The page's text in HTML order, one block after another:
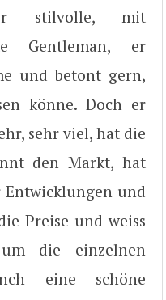
stilvolle, mit
Gentleman, er
und betont gern,
könne. Doch er
sehr viel, hat die
den Markt, hat
und
Preise und weiss
die einzelnen
eine schöne